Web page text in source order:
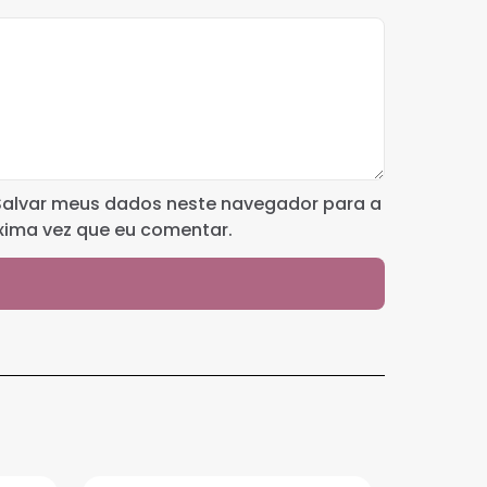
meus dados neste navegador para a
vez que eu comentar.